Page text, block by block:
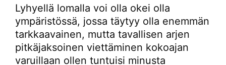
Lyhyellä lomalla voi olla okei olla
ympäristössä, jossa täytyy olla enemmän
tarkkaavainen, mutta tavallisen arjen
pitkäjaksoinen viettäminen kokoajan
varuillaan ollen tuntuisi minusta